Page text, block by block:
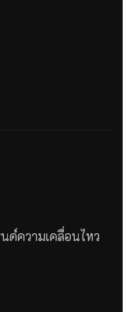
ด์ความเคลื่อนไหว